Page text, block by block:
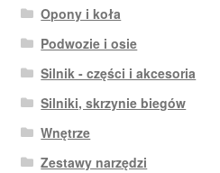
Opony i koła
Podwozie i osie
Silnik - części i akcesoria
Silniki, skrzynie biegów
Wnętrze
Zestawy narzędzi